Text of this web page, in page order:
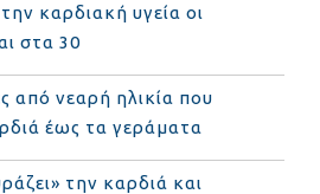
καρδιακή υγεία οι
στα 30
από νεαρή ηλικία που
έως τα γεράματα
την καρδιά και